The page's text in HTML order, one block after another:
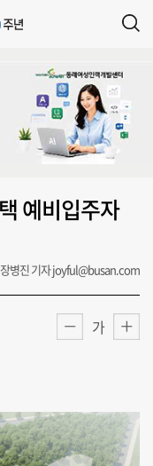
예비입주자
장병진 기자 joyful@busan.com
가